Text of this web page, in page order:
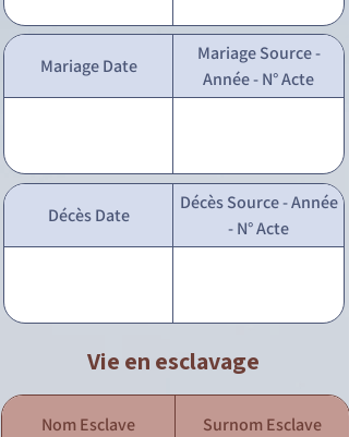
Mariage Date
Mariage Source -
Année - N° Acte
Décès Date
Décès Source - Année
- N° Acte
Vie en esclavage
Nom Esclave Surnom Esclave